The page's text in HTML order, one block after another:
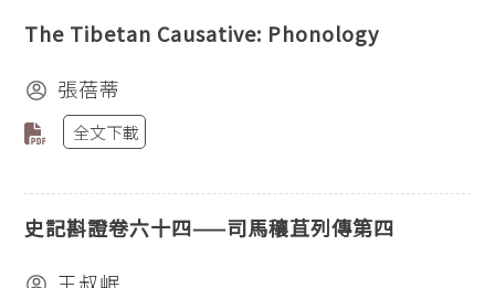
The Tibetan Causative: Phonology
張蓓蒂
全文下載
史記斟證卷六十四——司馬穰苴列傳第四